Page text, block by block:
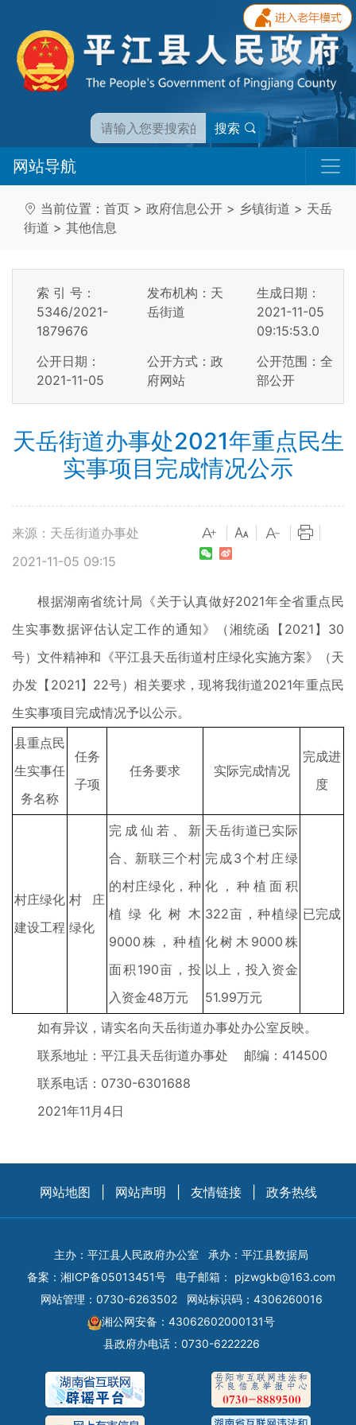
搜索
网站导航
当前位置： 首页 > 政府信息公开 > 乡镇街道 > 天岳
街道 > 其他信息
索 引 号：
5346/2021-
1879676
发布机构：天
岳街道
生成日期：
2021-11-05
09:15:53.0
公开日期：
2021-11-05
公开方式：政
府网站
公开范围：全
部公开
天岳街道办事处2021年重点民生
实事项目完成情况公示
来源：天岳街道办事处
2021-11-05 09:15
根据湖南省统计局《关于认真做好2021年全省重点民
生实事数据评估认定工作的通知》（湘统函【2021】30
号）文件精神和《平江县天岳街道村庄绿化实施方案》（天
办发【2021】22号）相关要求，现将我街道2021年重点民
生实事项目完成情况予以公示。
县重点民
生实事任
务名称
任务
子项
任务要求 实际完成情况
完成进
度
村庄绿化
建设工程
村庄
绿化
完成仙若、新
合、新联三个村
的村庄绿化，种
植绿化树木
9000株，种植
面积190亩，投
入资金48万元
天岳街道已实际
完成3个村庄绿
化，种植面积
322亩，种植绿
化树木9000株
以上，投入资金
51.99万元
已完成
如有异议，请实名向天岳街道办事处办公室反映。
联系地址：平江县天岳街道办事处 邮编：414500
联系电话：0730-6301688
2021年11月4日
网站地图 网站声明 友情链接 政务热线
主办：平江县人民政府办公室
承办：平江县数据局
备案： 湘ICP备05013451号 电子邮箱： pjzwgkb@163.com
网站管理：0730-6263502
网站标识码：4306260016
湘公网安备：43062602000131号
县政府办电话：0730-6222226